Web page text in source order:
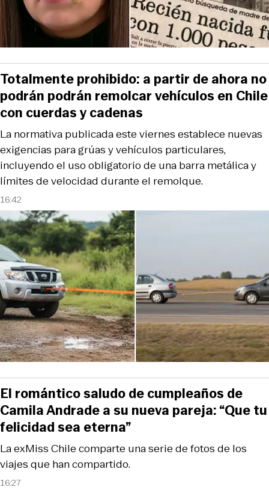
16:42
La normativa publicada este viernes establece nuevas
exigencias para grúas y vehículos particulares,
incluyendo el uso obligatorio de una barra metálica y
límites de velocidad durante el remolque.
Totalmente prohibido: a partir de ahora no
podrán podrán remolcar vehículos en Chile
con cuerdas y cadenas
16:27
La exMiss Chile comparte una serie de fotos de los
viajes que han compartido.
El romántico saludo de cumpleaños de
Camila Andrade a su nueva pareja: “Que tu
felicidad sea eterna”